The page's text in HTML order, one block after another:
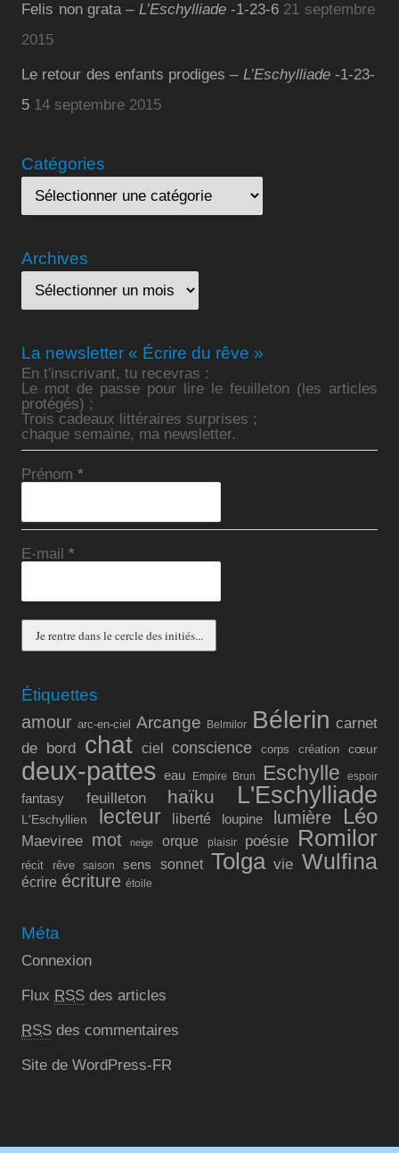
Felis non grata – L’Eschylliade-1-23-6 21 septembre
2015
Le retour des enfants prodiges – L’Eschylliade-1-23-
5 14 septembre 2015
Catégories
Archives
La newsletter « Écrire du rêve »
En t'inscrivant, tu recevras :
Le mot de passe pour lire le feuilleton (les articles
protégés) ;
Trois cadeaux littéraires surprises ;
chaque semaine, ma newsletter.
Prénom*
E-mail*
Étiquettes
amour arc-en-ciel Arcange Belmilor Bélerin carnet
de bord chat ciel conscience corps création cœur
deux-pattes eau Empire Brun Eschylle espoir
fantasy feuilleton haïku L'Eschylliade
L'Eschyllien lecteur liberté loupine lumière Léo
Maeviree mot neige orque plaisir poésie Romilor
récit rêve saison sens sonnet Tolga vie Wulfina
écrire écriture étoile
Méta
Connexion
Flux RSS des articles
RSS des commentaires
Site de WordPress-FR